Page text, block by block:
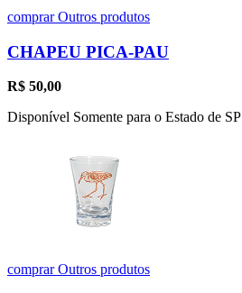
comprarOutros produtos
CHAPEU PICA-PAU
R$ 50,00
Disponível Somente para o Estado de SP
comprarOutros produtos